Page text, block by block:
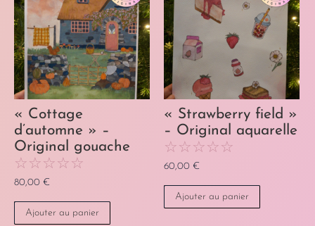
« Cottage
d’automne » –
Original gouache
☆☆☆☆☆
80,00 €
Ajouter au panier
« Strawberry field »
– Original aquarelle
☆☆☆☆☆
60,00 €
Ajouter au panier